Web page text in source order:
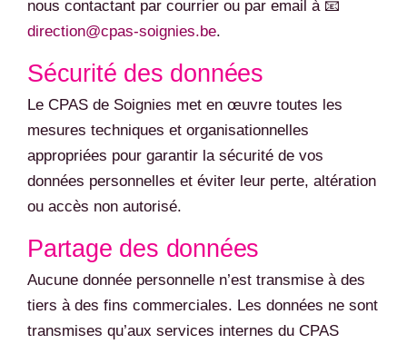
nous contactant par courrier ou par email à 📧
direction@cpas-soignies.be.
Sécurité des données
Le CPAS de Soignies met en œuvre toutes les
mesures techniques et organisationnelles
appropriées pour garantir la sécurité de vos
données personnelles et éviter leur perte, altération
ou accès non autorisé.
Partage des données
Aucune donnée personnelle n’est transmise à des
tiers à des fins commerciales. Les données ne sont
transmises qu’aux services internes du CPAS